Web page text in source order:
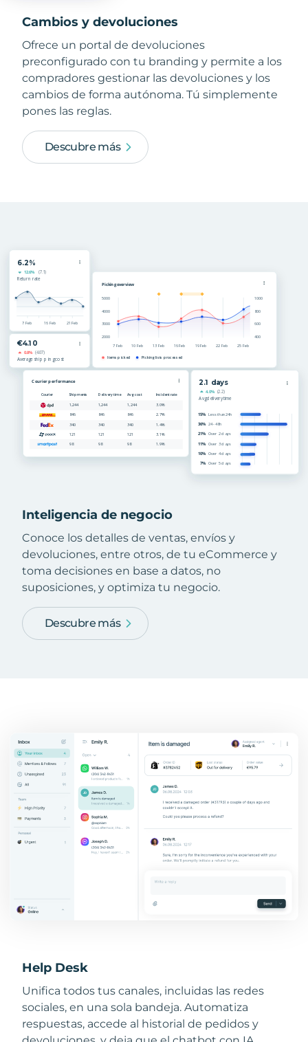
Cambios y devoluciones
Ofrece un portal de devoluciones
preconfigurado con tu branding y permite a los
compradores gestionar las devoluciones y los
cambios de forma autónoma. Tú simplemente
pones las reglas.
Descubre más
Inteligencia de negocio
Conoce los detalles de ventas, envíos y
devoluciones, entre otros, de tu eCommerce y
toma decisiones en base a datos, no
suposiciones, y optimiza tu negocio.
Descubre más
Help Desk
Unifica todos tus canales, incluidas las redes
sociales, en una sola bandeja. Automatiza
respuestas, accede al historial de pedidos y